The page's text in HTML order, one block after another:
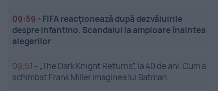
09:59 - FIFA reacționează după dezvăluirile
despre Infantino. Scandalul ia amploare înaintea
alegerilor
09:51 - „The Dark Knight Returns”, la 40 de ani. Cum a
schimbat Frank Miller imaginea lui Batman